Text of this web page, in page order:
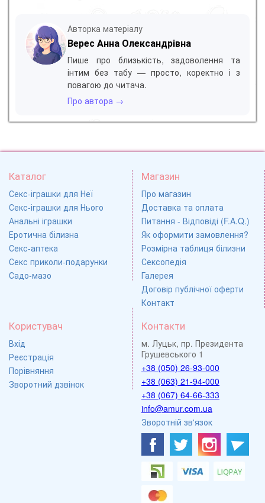
Авторка матеріалу
Верес Анна Олександрівна
Пише про близькість, задоволення та
інтим без табу — просто, коректно і з
повагою до читача.
Про автора →
Каталог
Секс-іграшки для Неї
Секс-іграшки для Нього
Анальні іграшки
Еротична білизна
Секс-аптека
Секс приколи-подарунки
Садо-мазо
Магазин
Про магазин
Доставка та оплата
Питання - Відповіді (F.A.Q.)
Як оформити замовлення?
Розмірна таблиця білизни
Сексопедія
Галерея
Договір публічної оферти
Контакт
Користувач
Вхід
Реєстрація
Порівняння
Зворотний дзвінок
Контакти
м. Луцьк, пр. Президента
Грушевського 1
+38 (050) 26-93-000
+38 (063) 21-94-000
+38 (067) 64-66-333
info@amur.com.ua
Зворотній зв'язок